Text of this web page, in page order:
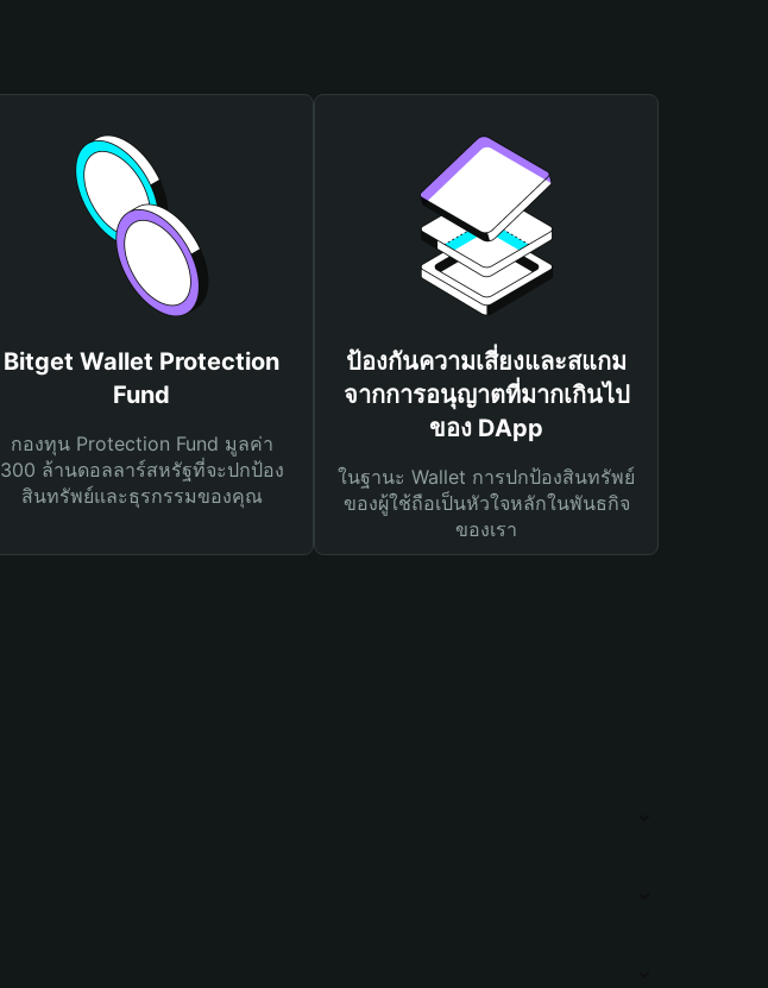
Bitget Wallet Protection
Fund
กองทุน Protection Fund มูลค่า
300 ล้านดอลลาร์สหรัฐที่จะปกป้อง
สินทรัพย์และธุรกรรมของคุณ
ป้องกันความเสี่ยงและสแกม
จากการอนุญาตที่มากเกินไป
ของ DApp
ในฐานะ Wallet การปกป้องสินทรัพย์
ของผู้ใช้ถือเป็นหัวใจหลักในพันธกิจ
ของเรา